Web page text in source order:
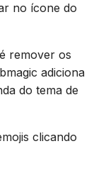
no ícone do
remover os
adiciona
do tema de
clicando